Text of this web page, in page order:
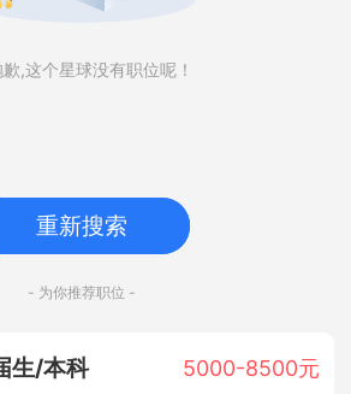
,这个星球没有职位呢！
重新搜索
- 为你推荐职位 -
生/本科 5000-8500元